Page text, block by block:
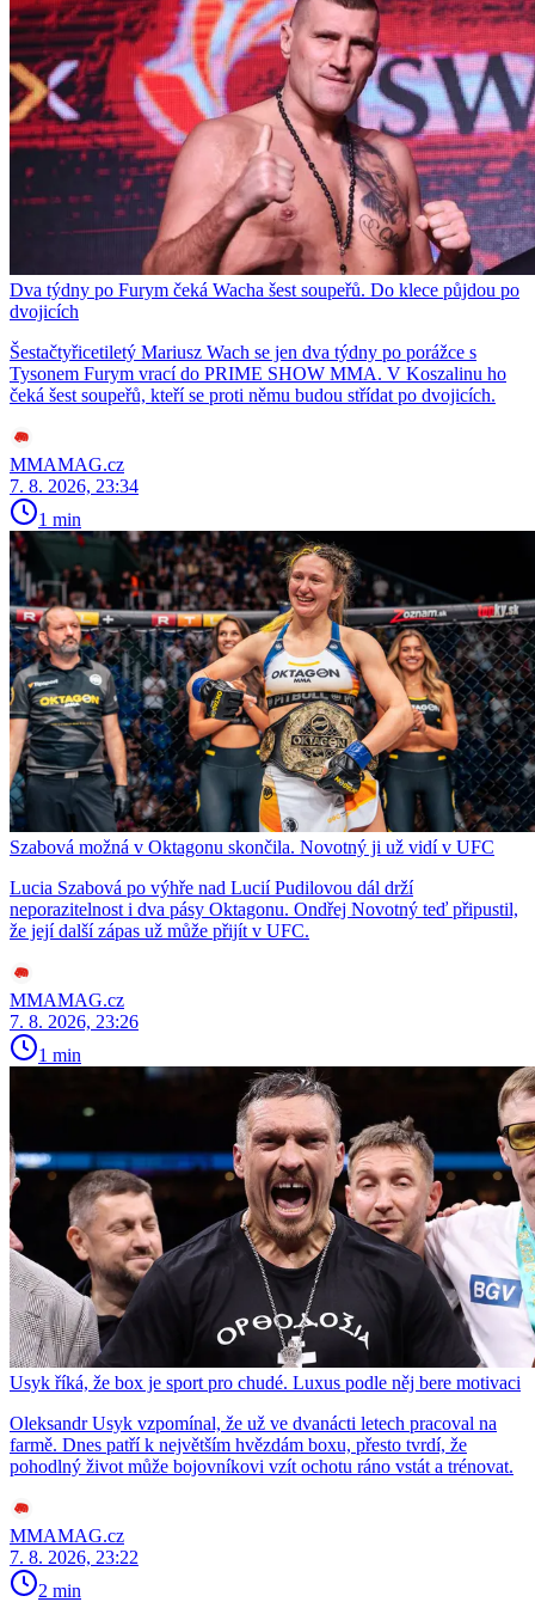
Dva týdny po Furym čeká Wacha šest soupeřů. Do klece půjdou po
dvojicích
Šestačtyřicetiletý Mariusz Wach se jen dva týdny po porážce s
Tysonem Furym vrací do PRIME SHOW MMA. V Koszalinu ho
čeká šest soupeřů, kteří se proti němu budou střídat po dvojicích.
MMAMAG.cz
7. 8. 2026, 23:34
1 min
Szabová možná v Oktagonu skončila. Novotný ji už vidí v UFC
Lucia Szabová po výhře nad Lucií Pudilovou dál drží
neporazitelnost i dva pásy Oktagonu. Ondřej Novotný teď připustil,
že její další zápas už může přijít v UFC.
MMAMAG.cz
7. 8. 2026, 23:26
1 min
Usyk říká, že box je sport pro chudé. Luxus podle něj bere motivaci
Oleksandr Usyk vzpomínal, že už ve dvanácti letech pracoval na
farmě. Dnes patří k největším hvězdám boxu, přesto tvrdí, že
pohodlný život může bojovníkovi vzít ochotu ráno vstát a trénovat.
MMAMAG.cz
7. 8. 2026, 23:22
2 min